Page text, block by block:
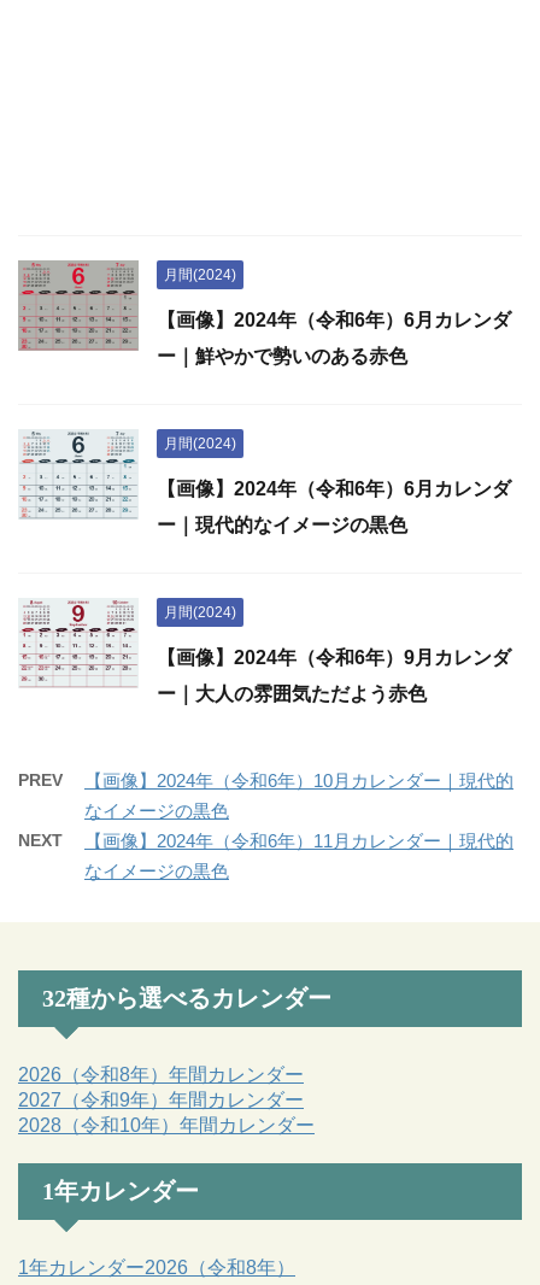
月間(2024)
【画像】2024年（令和6年）6月カレンダ
ー｜鮮やかで勢いのある赤色
月間(2024)
【画像】2024年（令和6年）6月カレンダ
ー｜現代的なイメージの黒色
月間(2024)
【画像】2024年（令和6年）9月カレンダ
ー｜大人の雰囲気ただよう赤色
PREV
【画像】2024年（令和6年）10月カレンダー｜現代的
なイメージの黒色
NEXT
【画像】2024年（令和6年）11月カレンダー｜現代的
なイメージの黒色
32種から選べるカレンダー
2026（令和8年）年間カレンダー
2027（令和9年）年間カレンダー
2028（令和10年）年間カレンダー
1年カレンダー
1年カレンダー2026（令和8年）